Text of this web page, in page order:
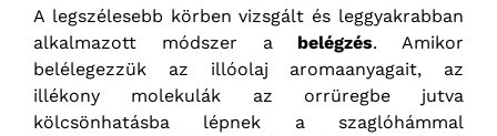
A legszélesebb körben vizsgált és leggyakrabban
alkalmazott módszer a belégzés. Amikor
belélegezzük az illóolaj aromaanyagait, az
illékony molekulák az orrüregbe jutva
kölcsönhatásba lépnek a szaglóhámmal